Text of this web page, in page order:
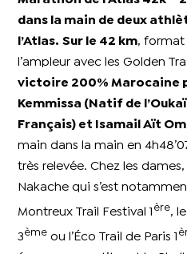
dans la main de deux
l’Atlas. Sur le 42 km, format
l’ampleur avec les Golden
victoire 200% Marocaine
Kemmissa (Natif de
Français) et Isamail Aït
main dans la main en
très relevée. Chez les
Nakache qui s’est
Montreux Trail Festival 1 ère,
3ème ou l’Éco Trail de Paris 1